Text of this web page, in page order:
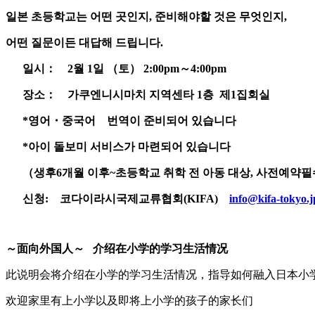
일본 초등학교는 어떤 곳인지 , 준비해야할 것은 무엇인지 ,
어떤 질문이든 대답해 드립니다.
일시 ： 2월 1일 （토） 2:00pm～4:00pm
장소 ： 가쿠엔니시마치 지역센타1층 제 1집회실
*영어 ・ 중국어 번역이 준비되어 있습니다
*아이 돌보미 서비스가 마련되어 있습니다
（생후6개월 이후~초등학교 취학 전 아동 대상, 사전예약필
신청: 코다이라시국제교류협회(KIFA) info@kifa-
～面向外国人 ～ 介绍在小学的学习生活情况
此说明会将介绍在小学的学习生活情况，指导如何融入日本小
欢迎家里有上小学以及即将上小学的孩子的家长们